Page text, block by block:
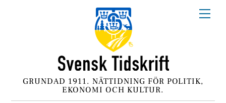
GRUNDAD 1911. NÄTTIDNING FÖR POLITIK,
EKONOMI OCH KULTUR.